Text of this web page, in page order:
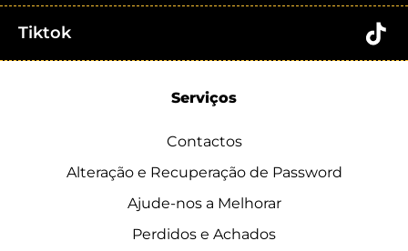
Tiktok
Serviços
Contactos
Alteração e Recuperação de Password
Ajude-nos a Melhorar
Perdidos e Achados